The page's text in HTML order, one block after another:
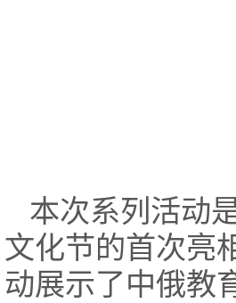
本次系列活动
文化节的首次亮
动展示了中俄教